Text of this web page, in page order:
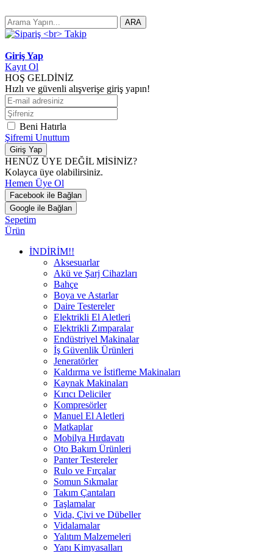
ARA
Giriş Yap
Kayıt Ol
HOŞ GELDİNİZ
Hızlı ve güvenli alışverişe giriş yapın!
Beni Hatırla
Şifremi Unuttum
Giriş Yap
HENÜZ ÜYE DEĞİL MİSİNİZ?
Kolayca üye olabilirsiniz.
Hemen Üye Ol
Facebook ile Bağlan
Google ile Bağlan
Sepetim
Ürün
İNDİRİM!!
Aksesuarlar
Akü ve Şarj Cihazları
Bahçe
Boya ve Astarlar
Daire Testereler
Elektrikli El Aletleri
Elektrikli Zımparalar
Endüstriyel Makinalar
İş Güvenlik Ürünleri
Jeneratörler
Kaldırma ve İstifleme Makinaları
Kaynak Makinaları
Kırıcı Deliciler
Kompresörler
Manuel El Aletleri
Matkaplar
Mobilya Hırdavatı
Oto Bakım Ürünleri
Panter Testereler
Rulo ve Fırçalar
Somun Sıkmalar
Takım Çantaları
Taşlamalar
Vida, Çivi ve Dübeller
Vidalamalar
Yalıtım Malzemeleri
Yapı Kimyasalları